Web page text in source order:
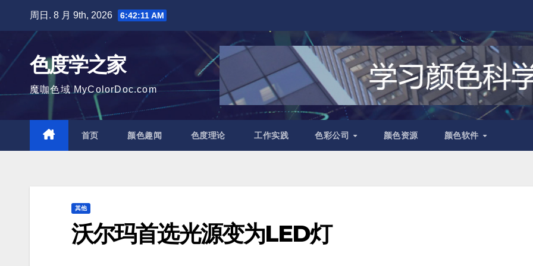
周日. 8 月 9th, 2026 6:42:12 AM
色度学之家
魔咖色域 MyColorDoc.com
首页 颜色趣闻 色度理论 工作实践 色彩公司 颜色资源 颜色软件
其他
沃尔玛首选光源变为LED灯